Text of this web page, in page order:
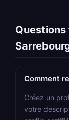
Comment
Créez un
votre